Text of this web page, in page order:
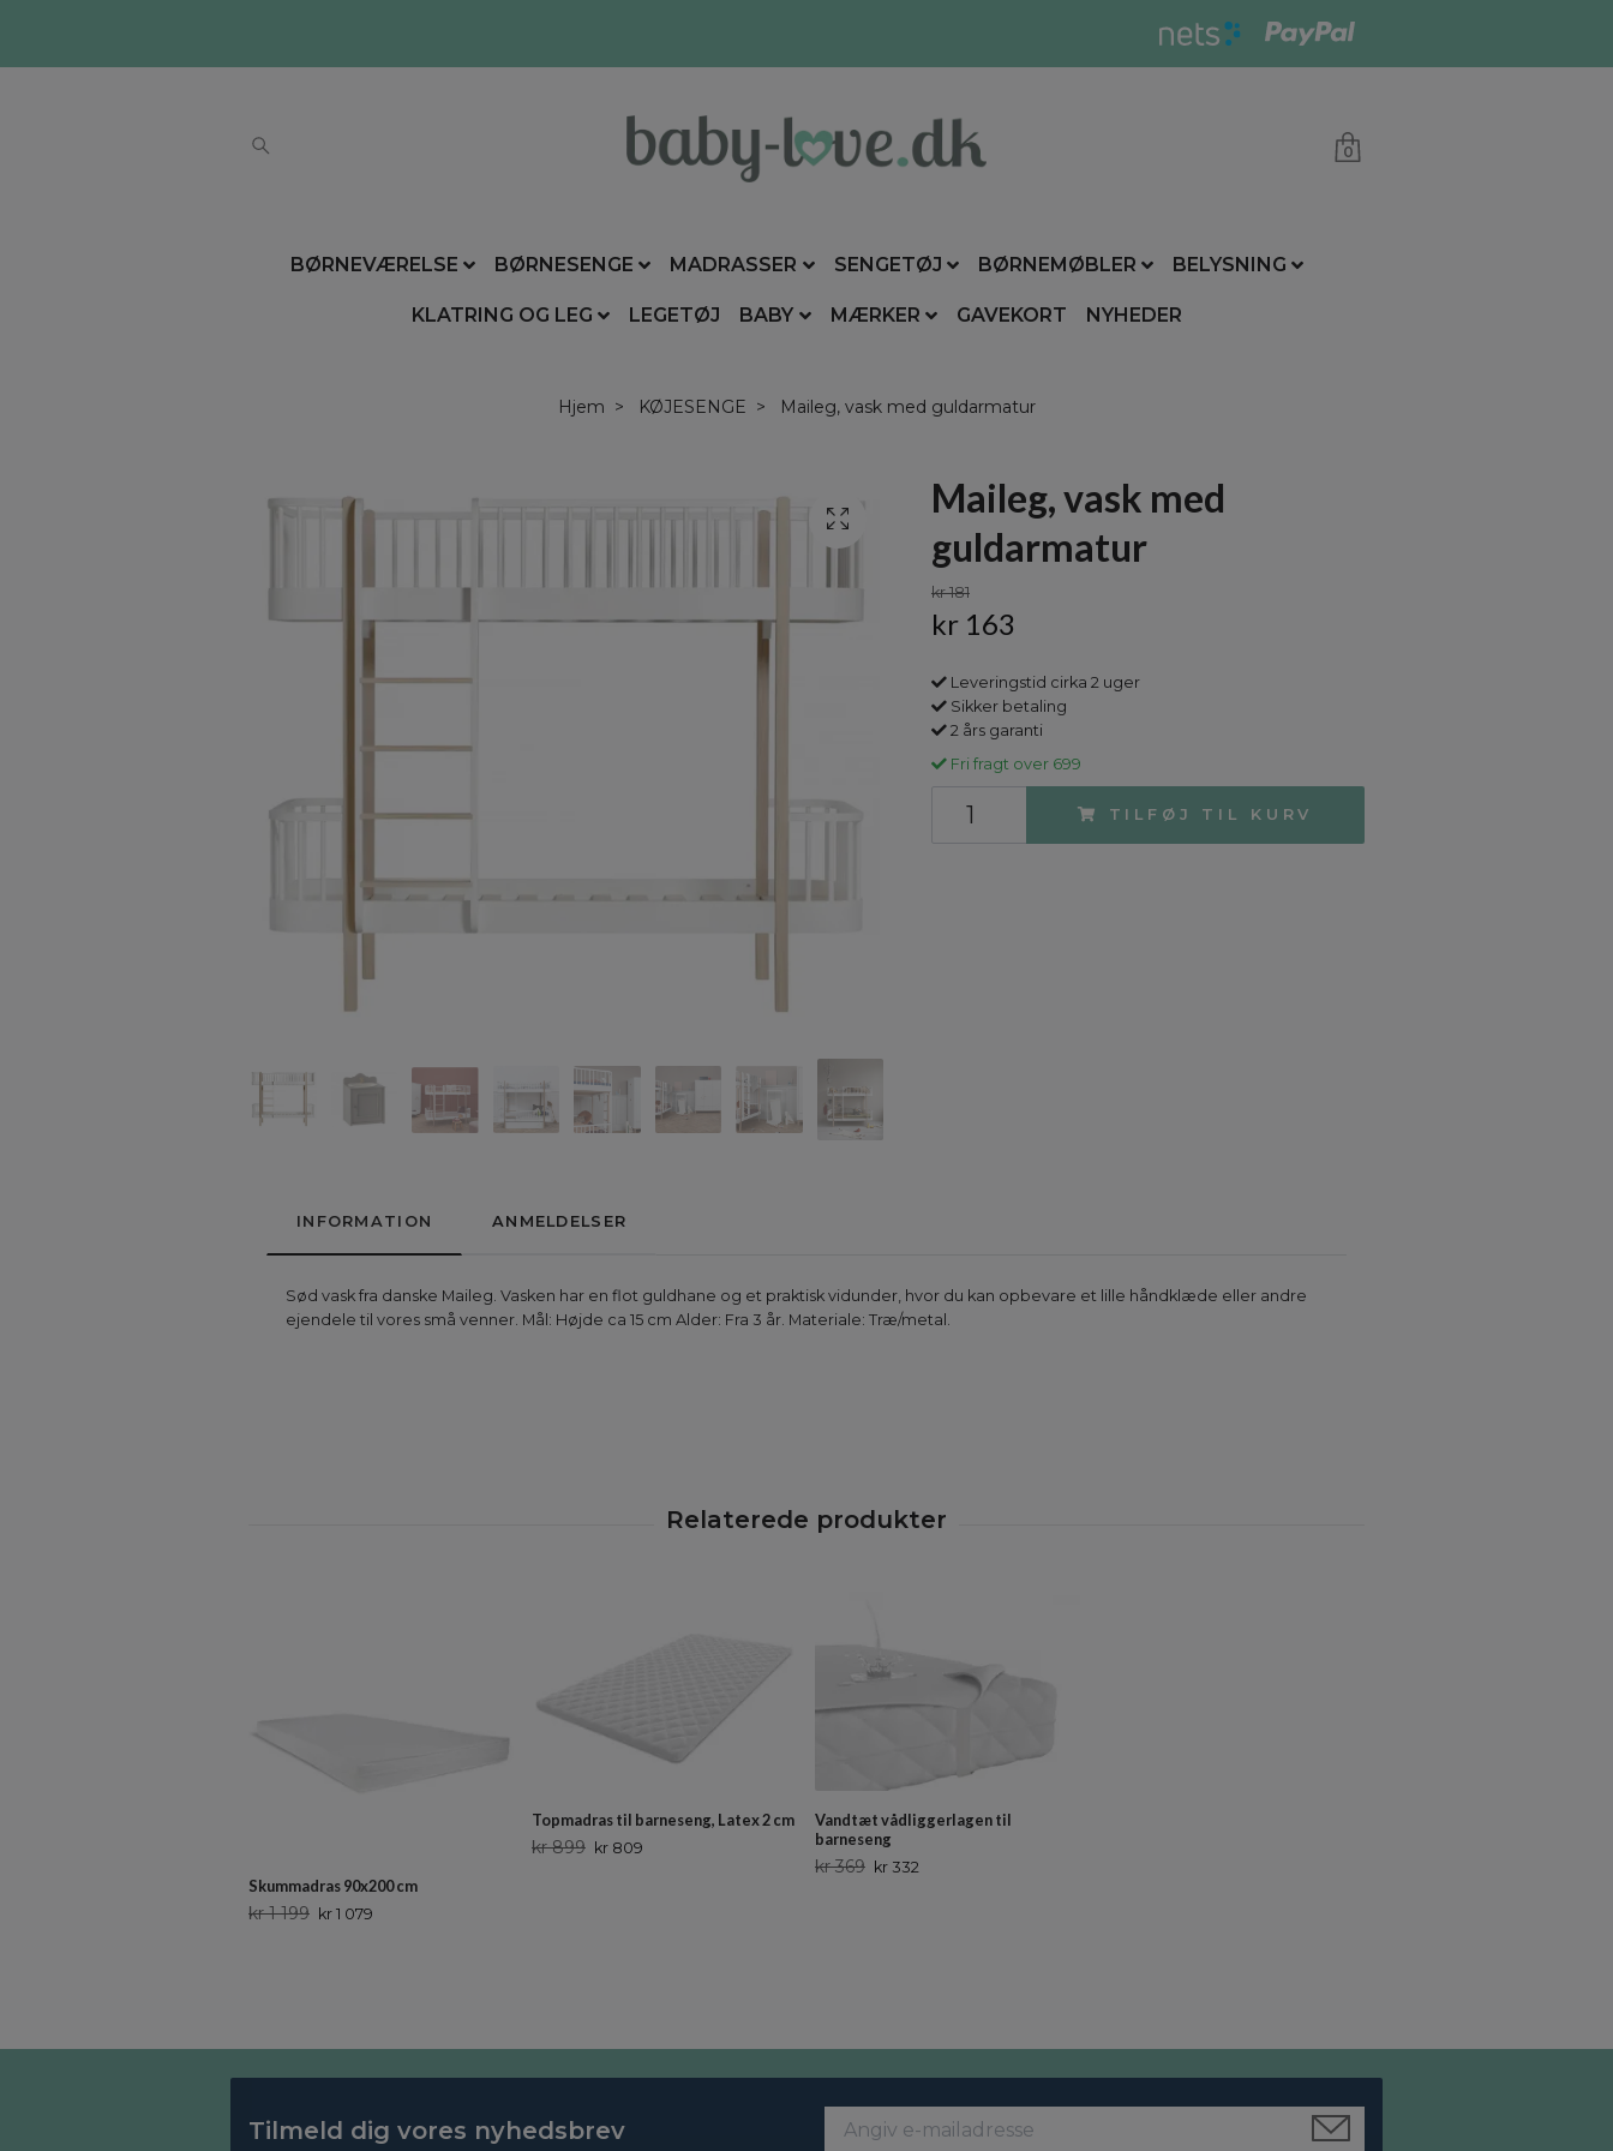
0
BØRNEVÆRELSE BØRNESENGE MADRASSER SENGETØJ BØRNEMØBLER BELYSNING
KLATRING OG LEG LEGETØJ BABY MÆRKER GAVEKORT NYHEDER
Hjem KØJESENGE Maileg, vask med guldarmatur
Maileg, vask med
guldarmatur
kr 181
kr 163
Leveringstid cirka 2 uger
Sikker betaling
2 års garanti
Fri fragt over 699
TILFØJ TIL KURV
INFORMATION ANMELDELSER
Sød vask fra danske Maileg. Vasken har en flot guldhane og et praktisk vidunder, hvor du kan opbevare et lille håndklæde eller andre
ejendele til vores små venner. Mål: Højde ca 15 cm Alder: Fra 3 år. Materiale: Træ/metal.
Skummadras 90x200 cm
kr 1 199 kr 1 079
Topmadras til barneseng, Latex 2 cm
kr 899 kr 809
Vandtæt vådliggerlagen til
barneseng
kr 369 kr 332
Tilmeld dig vores nyhedsbrev